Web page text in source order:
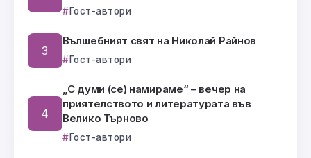
Гост-автори
Вълшебният свят на Николай Райнов
Гост-автори
„С думи (се) намираме“ – вечер на
приятелството и литературата във
Велико Търново
Гост-автори